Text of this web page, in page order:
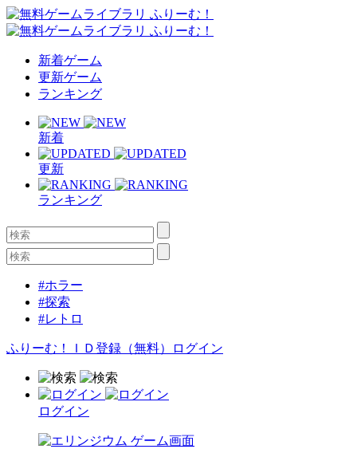
新着ゲーム
更新ゲーム
ランキング
新着
更新
ランキング
#ホラー
#探索
#レトロ
ふりーむ！ＩＤ登録（無料） ログイン
ログイン